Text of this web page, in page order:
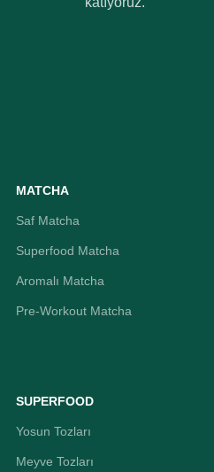
MATCHA
Saf Matcha
Superfood Matcha
Aromalı Matcha
Pre-Workout Matcha
SUPERFOOD
Yosun Tozları
Meyve Tozları